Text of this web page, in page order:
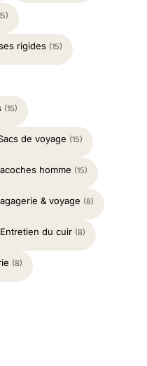
rigides (15)
(15)
de voyage (15)
homme (15)
& voyage (8)
Entretien du cuir (8)
(8)